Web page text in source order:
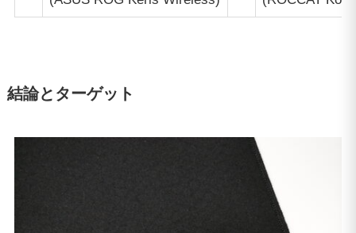
結論とターゲット